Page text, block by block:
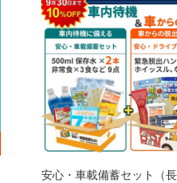
安心・車載備蓄セット（